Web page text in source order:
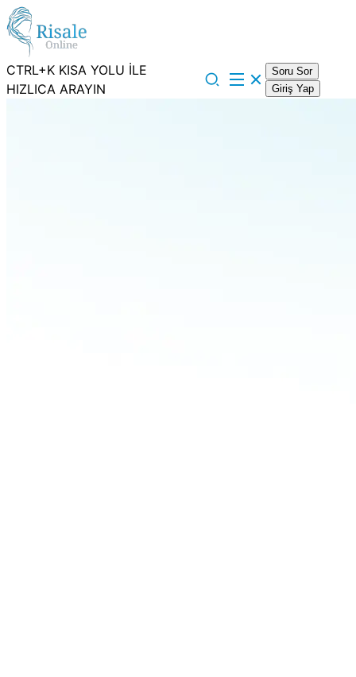
CTRL+K KISA YOLU İLE
HIZLICA ARAYIN
Soru Sor
Giriş Yap